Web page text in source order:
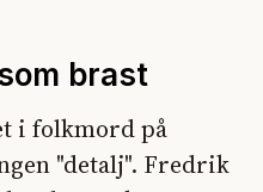
brast
i folkmord på
"detalj". Fredrik